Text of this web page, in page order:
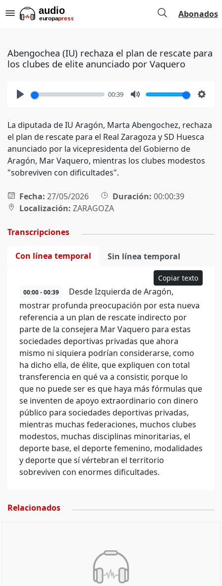
Abonados
Abengochea (IU) rechaza el plan de rescate para
los clubes de elite anunciado por Vaquero
00:39
La diputada de IU Aragón, Marta Abengochez, rechaza
el plan de rescate para el Real Zaragoza y SD Huesca
anunciado por la vicepresidenta del Gobierno de
Aragón, Mar Vaquero, mientras los clubes modestos
"sobreviven con dificultades".
Fecha: 27/05/2026 Duración: 00:00:39
Localización: ZARAGOZA
Transcripciones
Con línea temporal Sin línea temporal
Copiar texto
00:00 - 00:39
Desde Izquierda de Aragón,
mostrar profunda preocupación por esta nueva
referencia a un plan de rescate indirecto por
parte de la consejera Mar Vaquero para estas
sociedades deportivas privadas que ahora
mismo ni siquiera podrían considerarse, como
ha dicho ella, de élite, que expliquen con total
transferencia en qué va a consistir, porque lo
que no puede ser es que haya más fórmulas que
se inventen de apoyo extraordinario con dinero
público para sociedades deportivas privadas,
mientras muchas federaciones, muchos clubes
modestos, muchas disciplinas minoritarias, el
deporte base, el deporte femenino, modalidades
y deporte que sí vértebran el territorio
sobreviven con enormes dificultades.
Relacionados